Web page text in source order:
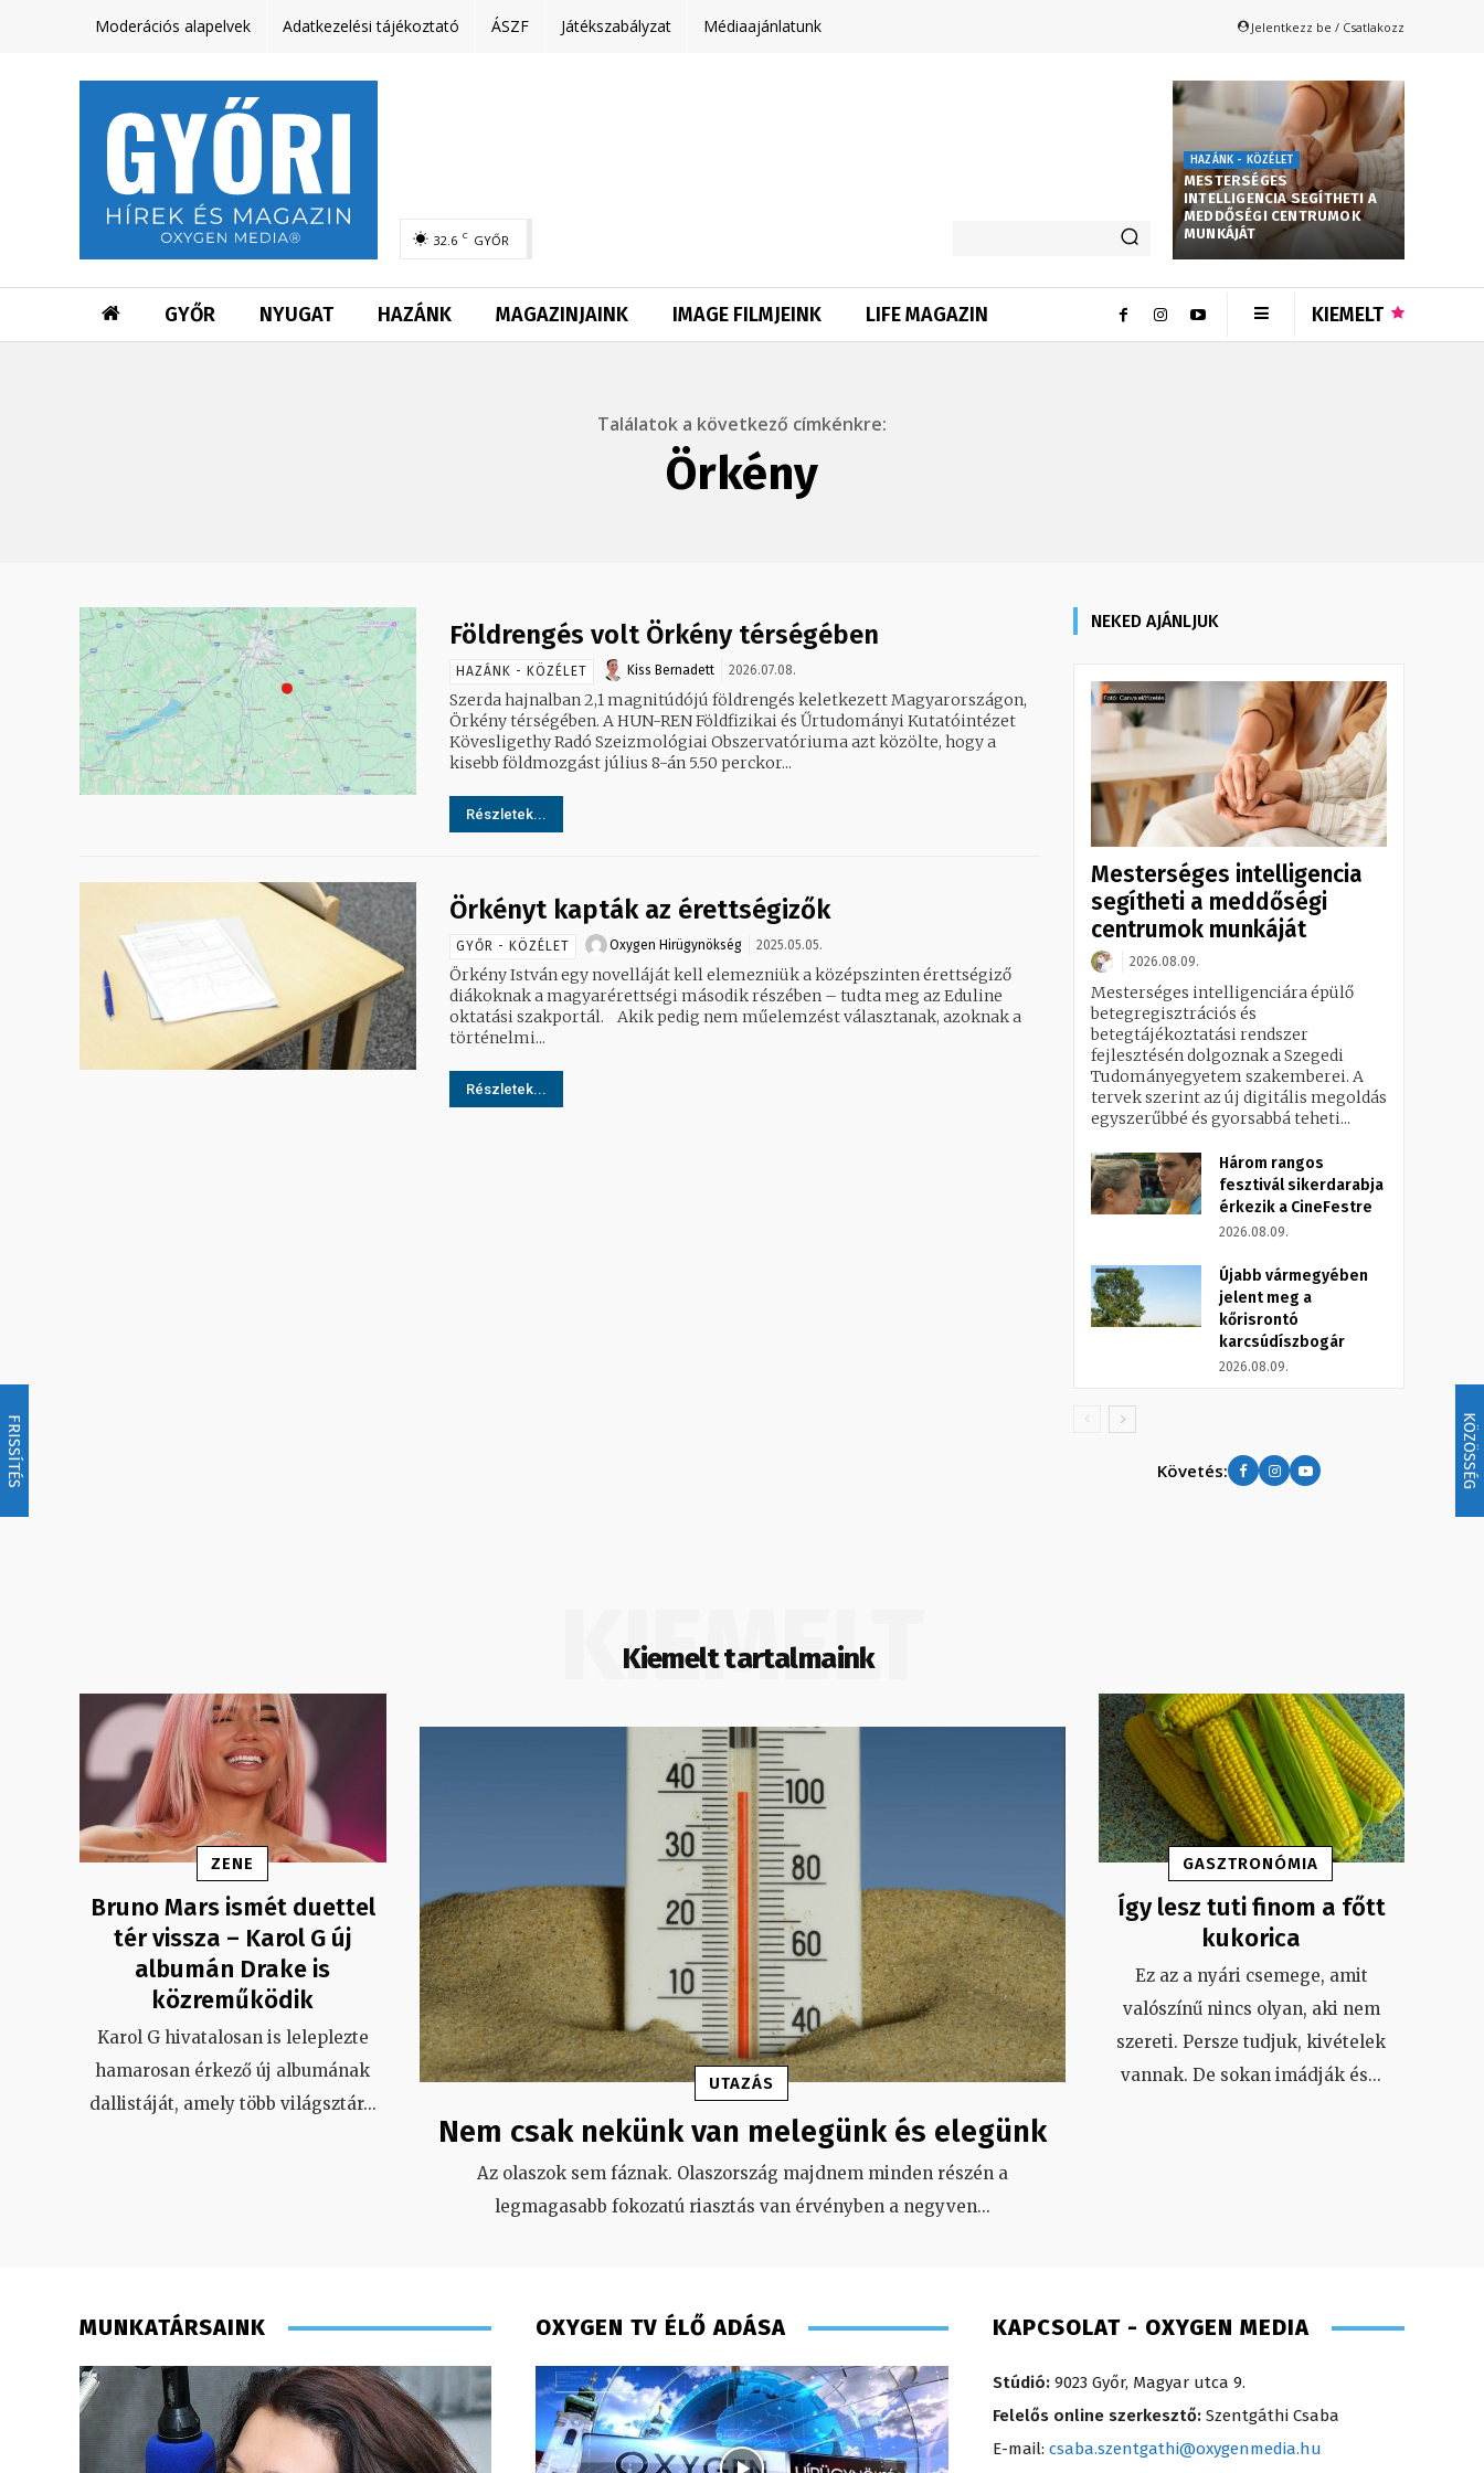
FRISSÍTÉS KÖZÖSSÉG
Moderációs alapelvek Adatkezelési tájékoztató ÁSZF Játékszabályzat Médiaajánlatunk Jelentkezz be / Csatlakozz
32.6 C GYŐR
HAZÁNK - KÖZÉLET
MESTERSÉGES
INTELLIGENCIA SEGÍTHETI A
MEDDŐSÉGI CENTRUMOK
MUNKÁJÁT
GYŐR NYUGAT HAZÁNK MAGAZINJAINK IMAGE FILMJEINK LIFE MAGAZIN KIEMELT
Találatok a következő címkénkre:
Örkény
Földrengés volt Örkény térségében
HAZÁNK - KÖZÉLET Kiss Bernadett 2026.07.08.
Szerda hajnalban 2,1 magnitúdójú földrengés keletkezett Magyarországon,
Örkény térségében. A HUN-REN Földfizikai és Űrtudományi Kutatóintézet
Kövesligethy Radó Szeizmológiai Obszervatóriuma azt közölte, hogy a
kisebb földmozgást július 8-án 5.50 perckor...
Részletek...
Örkényt kapták az érettségizők
GYŐR - KÖZÉLET Oxygen Hirügynökség 2025.05.05.
Örkény István egy novelláját kell elemezniük a középszinten érettségiző
diákoknak a magyarérettségi második részében – tudta meg az Eduline
oktatási szakportál. Akik pedig nem műelemzést választanak, azoknak a
történelmi...
Részletek...
NEKED AJÁNLJUK
Mesterséges intelligencia
segítheti a meddőségi
centrumok munkáját
2026.08.09.
Mesterséges intelligenciára épülő
betegregisztrációs és
betegtájékoztatási rendszer
fejlesztésén dolgoznak a Szegedi
Tudományegyetem szakemberei. A
tervek szerint az új digitális megoldás
egyszerűbbé és gyorsabbá teheti...
Három rangos
fesztivál sikerdarabja
érkezik a CineFestre
2026.08.09.
Újabb vármegyében
jelent meg a
kőrisrontó
karcsúdíszbogár
2026.08.09.
Követés:
Kiemelt tartalmaink
KIEMELT
ZENE
Bruno Mars ismét duettel
tér vissza – Karol G új
albumán Drake is
közreműködik
Karol G hivatalosan is leleplezte
hamarosan érkező új albumának
dallistáját, amely több világsztár...
UTAZÁS
Nem csak nekünk van melegünk és elegünk
Az olaszok sem fáznak. Olaszország majdnem minden részén a
legmagasabb fokozatú riasztás van érvényben a negyven...
GASZTRONÓMIA
Így lesz tuti finom a főtt
kukorica
Ez az a nyári csemege, amit
valószínű nincs olyan, aki nem
szereti. Persze tudjuk, kivételek
vannak. De sokan imádják és...
MUNKATÁRSAINK OXYGEN TV ÉLŐ ADÁSA KAPCSOLAT - OXYGEN MEDIA
Stúdió: 9023 Győr, Magyar utca 9.
Felelős online szerkesztő: Szentgáthi Csaba
E-mail: csaba.szentgathi@oxygenmedia.hu